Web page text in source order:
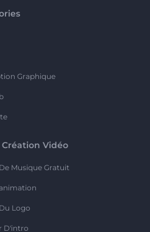
Graphique
Vidéo
Musique Gratuit
Logo
D'intro